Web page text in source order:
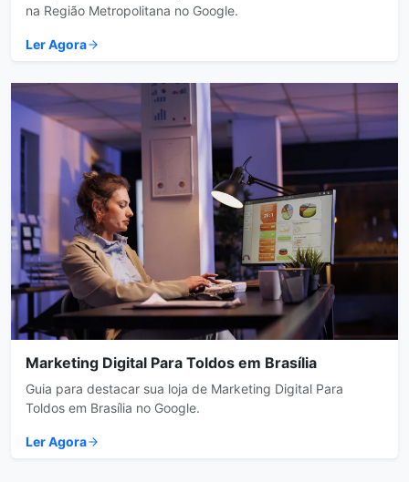
na Região Metropolitana no Google.
Ler Agora
Marketing Digital Para Toldos em Brasília
Guia para destacar sua loja de Marketing Digital Para
Toldos em Brasília no Google.
Ler Agora